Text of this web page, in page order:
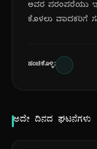
ಅವರ ಪರಂಪರೆಯು
ಕೊಳಲು ವಾದಕರಿಗೆ
ಹಂಚಿಕೊಳ್ಳಿ:
ಅದೇ ದಿನದ ಘಟನೆಗಳು